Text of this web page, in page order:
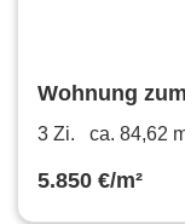
Wohnung
495.000 €
3 Zi. ca. 84,62
5.850 €/m²